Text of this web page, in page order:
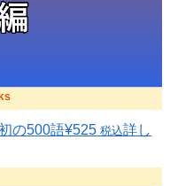
の500語¥525 税込詳し